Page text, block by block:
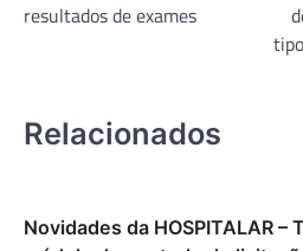
Post
resultados de exames
Relacionados
Novidades da HOSPITALAR –